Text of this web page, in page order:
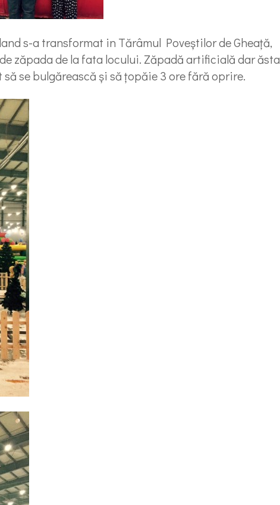
s-a transformat in Tărâmul Poveștilor de Gheață,
zăpada de la fata locului. Zăpadă artificială dar ăsta
se bulgărească și să țopăie 3 ore fără oprire.